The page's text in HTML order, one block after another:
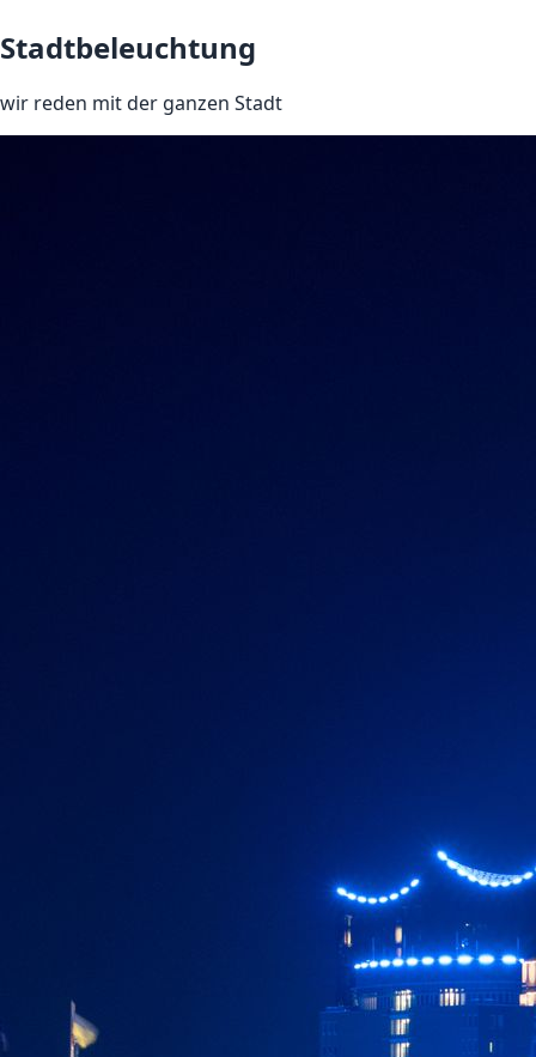
Stadtbeleuchtung
wir reden mit der ganzen Stadt